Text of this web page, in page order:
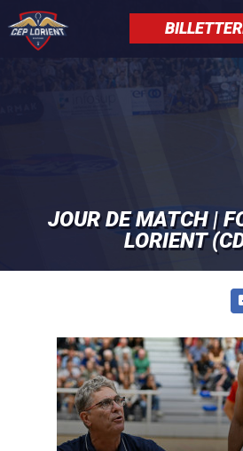
au
contenu
principal
JOUR DE MATCH |
LORIENT
Panneau de gestion des cookies